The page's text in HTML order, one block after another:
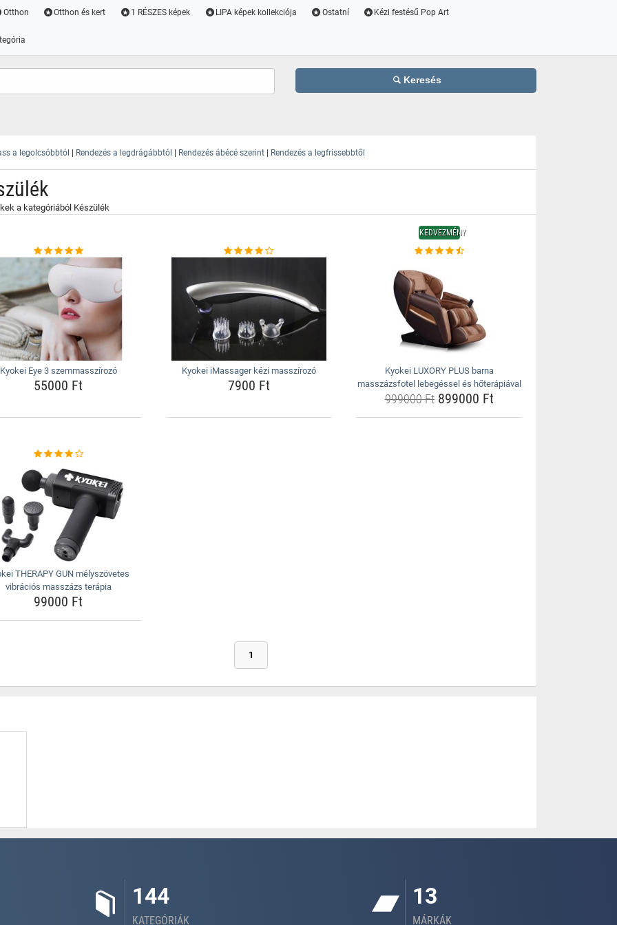
Otthon Otthon és kert 1 RÉSZES képek LIPA képek kollekciója Ostatní Kézi festésű Pop Art
Keresés
a legolcsóbbtól | Rendezés a legdrágábbtól | Rendezés ábécé szerint | Rendezés a legfrissebbtől
a kategóriából Készülék
Kyokei Eye 3 szemmasszírozó
55000 Ft
Kyokei iMassager kézi masszírozó
7900 Ft
KEDVEZMÉNY
Kyokei LUXORY PLUS barna
masszázsfotel lebegéssel és hőterápiával
999000 Ft 899000 Ft
THERAPY GUN mélyszövetes
vibrációs masszázs terápia
99000 Ft
1
144
KATEGÓRIÁK
13
MÁRKÁK